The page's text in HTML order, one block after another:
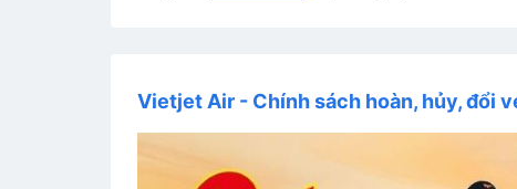
Vietjet Air - Chính sách hoàn, hủy, đổi